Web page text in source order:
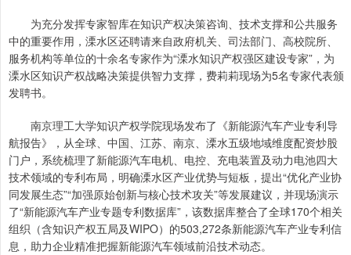
为充分发挥专家智库在知识产权决策咨询、技术支撑和公共服务
中的重要作用，溧水区还聘请来自政府机关、司法部门、高校院所、
服务机构等单位的十余名专家作为“溧水知识产权强区建设专家”，为
溧水区知识产权战略决策提供智力支撑，费莉莉现场为5名专家代表颁
发聘书。
南京理工大学知识产权学院现场发布了《新能源汽车产业专利导
航报告》，从全球、中国、江苏、南京、溧水五级地域维度配资炒股
门户，系统梳理了新能源汽车电机、电控、充电装置及动力电池四大
技术领域的专利布局，明确溧水区产业优势与短板，提出“优化产业协
同发展生态”“加强原始创新与核心技术攻关”等发展建议，并现场演示
了“新能源汽车产业专题专利数据库”，该数据库整合了全球170个相关
组织（含知识产权五局及WIPO）的503,272条新能源汽车产业专利信
息，助力企业精准把握新能源汽车领域前沿技术动态。